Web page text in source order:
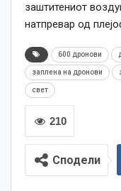
заштитениот
натпревар од
600 дронови
заплена на дронови
свет
210
Сподели